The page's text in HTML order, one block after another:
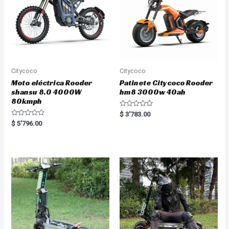
Citycoco
Moto eléctrica Rooder
shansu 8.0 4000W
80kmph
R
a
o
u
t
o
f
$ 5'796.00
Citycoco
Patinete Citycoco Rooder
hm8 3000w 40ah
R
a
t
o
f
5
$ 3'783.00